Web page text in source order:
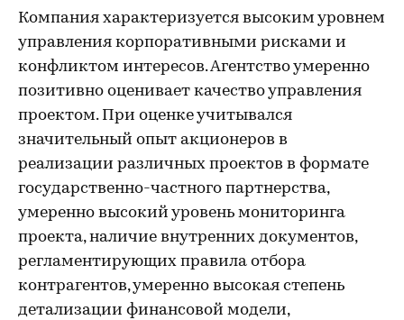
Компания характеризуется высоким уровнем
управления корпоративными рисками и
конфликтом интересов. Агентство умеренно
позитивно оценивает качество управления
проектом. При оценке учитывался
значительный опыт акционеров в
реализации различных проектов в формате
государственно-частного партнерства,
умеренно высокий уровень мониторинга
проекта, наличие внутренних документов,
регламентирующих правила отбора
контрагентов, умеренно высокая степень
детализации финансовой модели,